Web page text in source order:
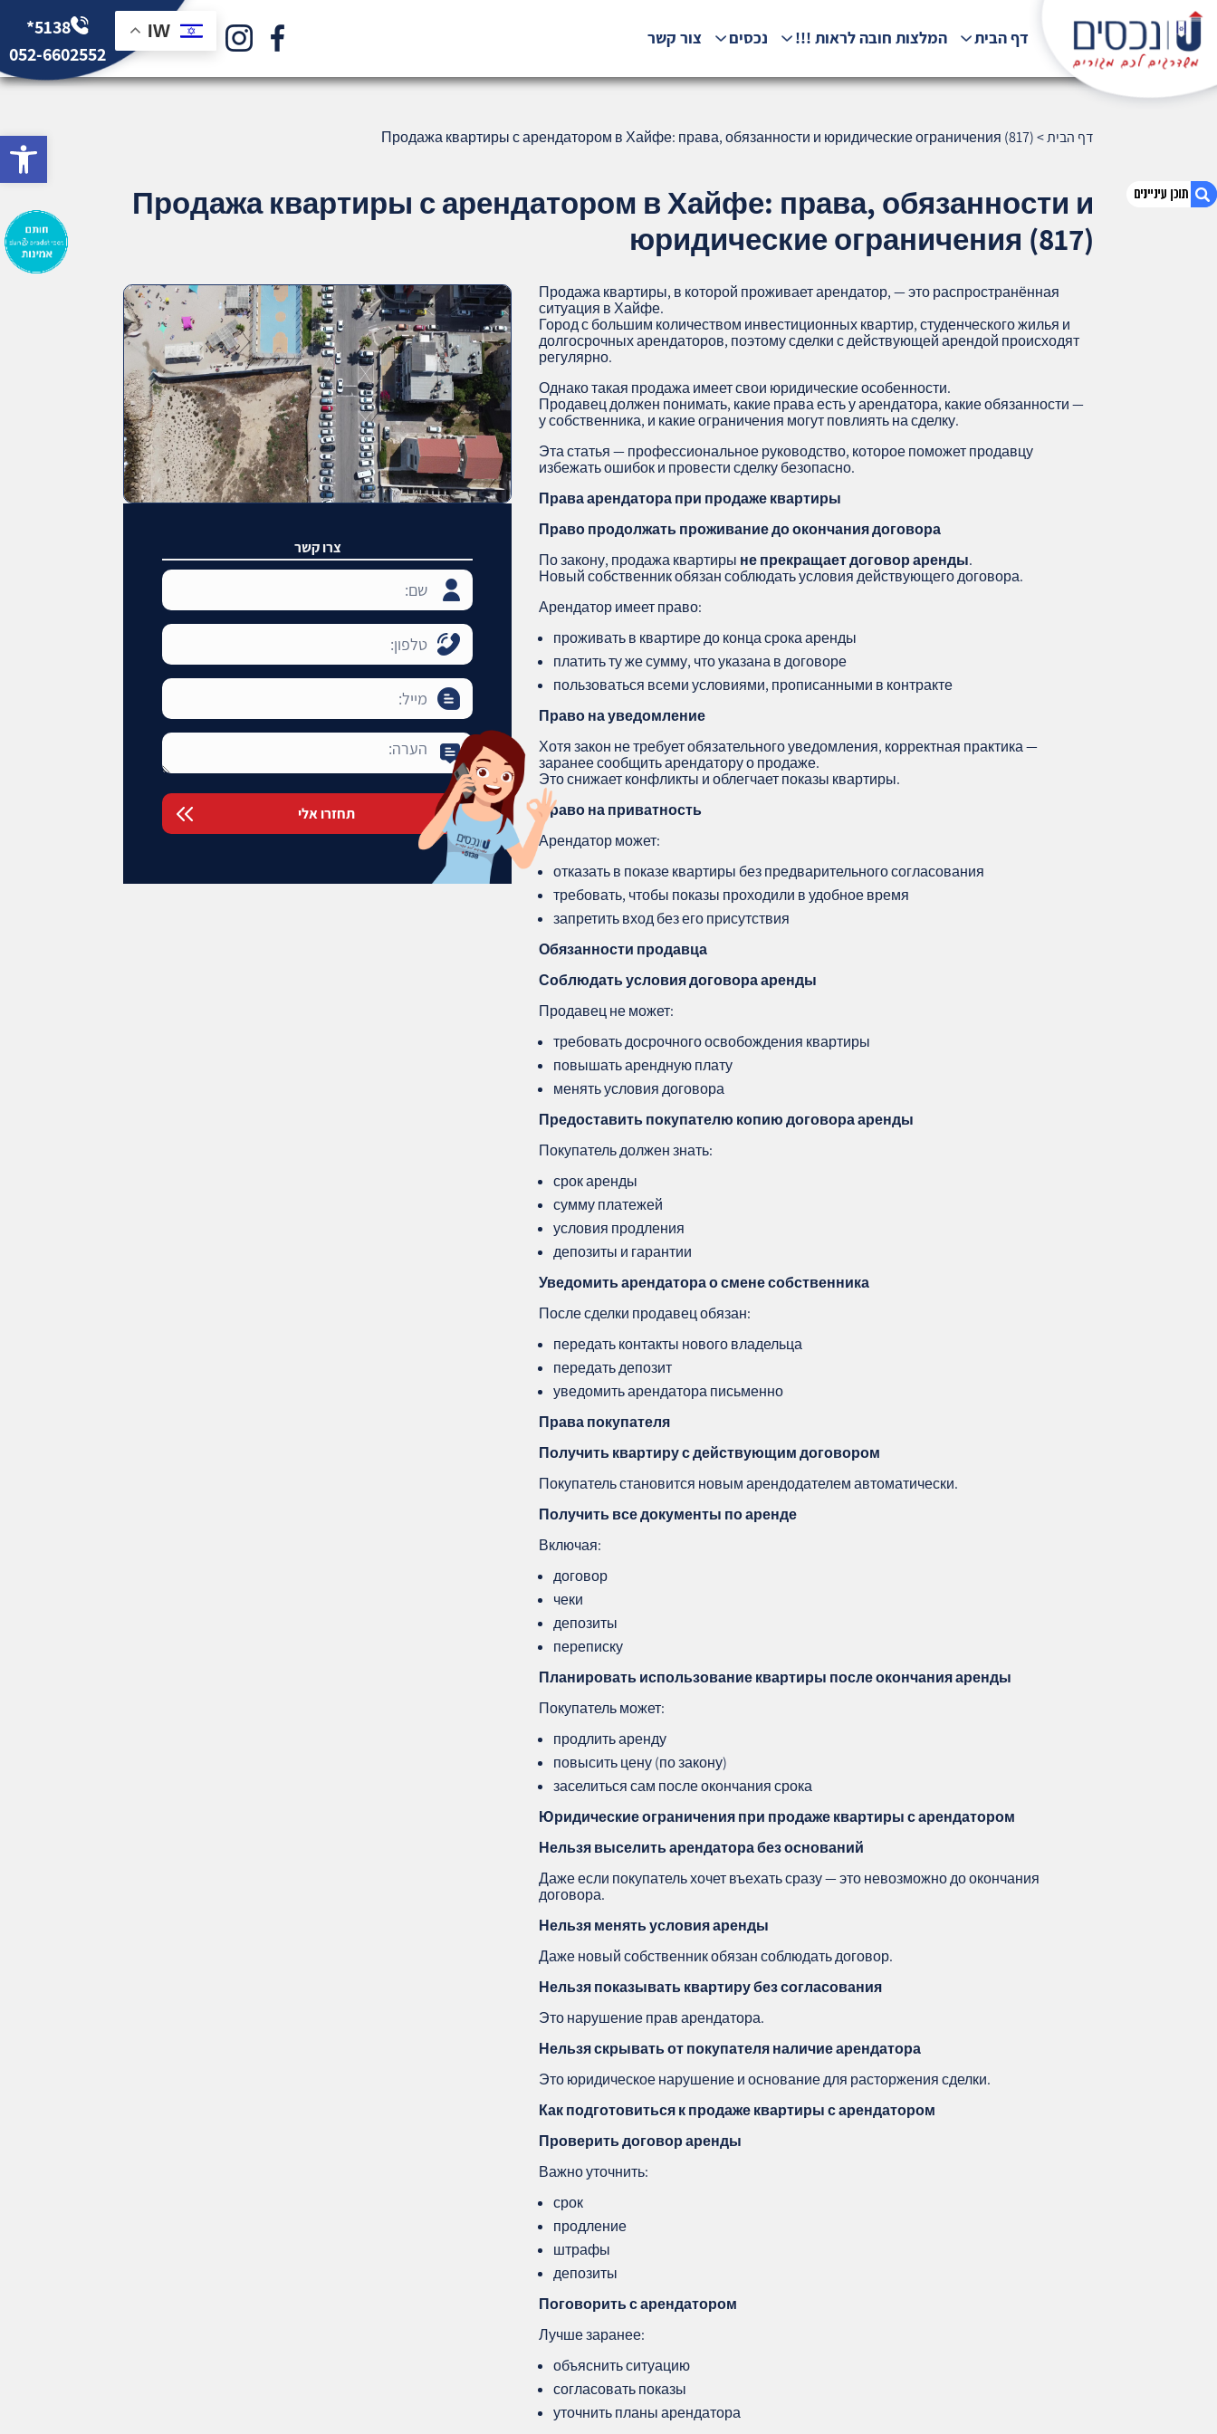
Хайфе: права, обязанности и
דף הבית המלצות חובה לראות !!! נכסים צור קשר IW
*5138
052-6602552
דף הבית>
Продажа квартиры с арендатором в Хайфе: права, обязанности и юридические ограничения (817)
Продажа квартиры с арендатором в Хайфе: права, обязанности и
юридические ограничения (817)
Продажа квартиры, в которой проживает арендатор, — это распространённая
ситуация в Хайфе.
Город с большим количеством инвестиционных квартир, студенческого жилья и
долгосрочных арендаторов, поэтому сделки с действующей арендой происходят
регулярно.
Однако такая продажа имеет свои юридические особенности.
Продавец должен понимать, какие права есть у арендатора, какие обязанности —
у собственника, и какие ограничения могут повлиять на сделку.
Эта статья — профессиональное руководство, которое поможет продавцу
избежать ошибок и провести сделку безопасно.
Права арендатора при продаже квартиры
Право продолжать проживание до окончания договора
По закону, продажа квартиры не прекращает договор аренды.
Новый собственник обязан соблюдать условия действующего договора.
Арендатор имеет право:
проживать в квартире до конца срока аренды
платить ту же сумму, что указана в договоре
пользоваться всеми условиями, прописанными в контракте
Право на уведомление
Хотя закон не требует обязательного уведомления, корректная практика —
заранее сообщить арендатору о продаже.
Это снижает конфликты и облегчает показы квартиры.
Право на приватность
Арендатор может:
отказать в показе квартиры без предварительного согласования
требовать, чтобы показы проходили в удобное время
запретить вход без его присутствия
Обязанности продавца
Соблюдать условия договора аренды
Продавец не может:
требовать досрочного освобождения квартиры
повышать арендную плату
менять условия договора
Предоставить покупателю копию договора аренды
Покупатель должен знать:
срок аренды
сумму платежей
условия продления
депозиты и гарантии
Уведомить арендатора о смене собственника
После сделки продавец обязан:
передать контакты нового владельца
передать депозит
уведомить арендатора письменно
Права покупателя
Получить квартиру с действующим договором
Покупатель становится новым арендодателем автоматически.
Получить все документы по аренде
Включая:
договор
чеки
депозиты
переписку
Планировать использование квартиры после окончания аренды
Покупатель может:
продлить аренду
повысить цену (по закону)
заселиться сам после окончания срока
Юридические ограничения при продаже квартиры с арендатором
Нельзя выселить арендатора без оснований
Даже если покупатель хочет въехать сразу — это невозможно до окончания
договора.
Нельзя менять условия аренды
Даже новый собственник обязан соблюдать договор.
Нельзя показывать квартиру без согласования
Это нарушение прав арендатора.
Нельзя скрывать от покупателя наличие арендатора
Это юридическое нарушение и основание для расторжения сделки.
Как подготовиться к продаже квартиры с арендатором
Проверить договор аренды
Важно уточнить:
срок
продление
штрафы
депозиты
Поговорить с арендатором
Лучше заранее:
объяснить ситуацию
согласовать показы
уточнить планы арендатора
צרו קשר